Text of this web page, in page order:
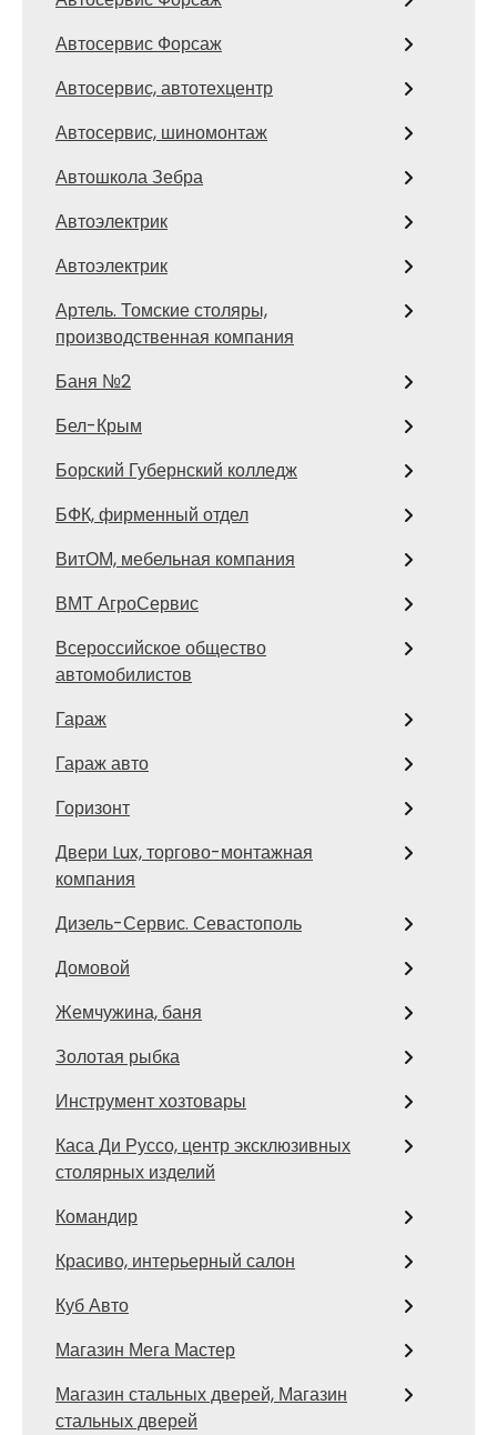
Автосервис Форсаж
Автосервис, автотехцентр
Автосервис, шиномонтаж
Автошкола Зебра
Автоэлектрик
Автоэлектрик
Артель. Томские столяры,
производственная компания
Баня №2
Бел-Крым
Борский Губернский колледж
БФК, фирменный отдел
ВитОМ, мебельная компания
ВМТ АгроСервис
Всероссийское общество
автомобилистов
Гараж
Гараж авто
Горизонт
Двери Lux, торгово-монтажная
компания
Дизель-Сервис. Севастополь
Домовой
Жемчужина, баня
Золотая рыбка
Инструмент хозтовары
Каса Ди Руссо, центр эксклюзивных
столярных изделий
Командир
Красиво, интерьерный салон
Куб Авто
Магазин Мега Мастер
Магазин стальных дверей, Магазин
стальных дверей